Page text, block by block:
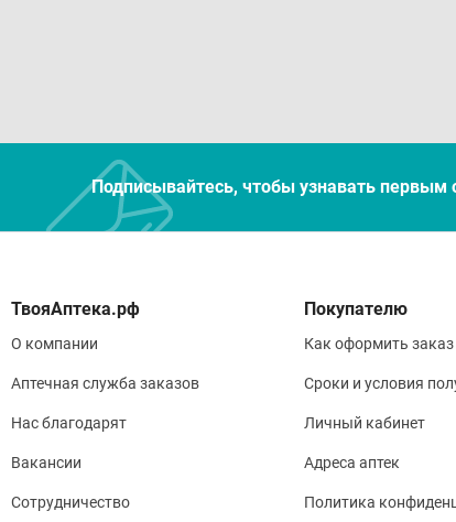
Подписывайтесь, чтобы узнавать первым
О компании
Аптечная служба заказов
Нас благодарят
Вакансии
Сотрудничество
Покупателю
Как оформить заказ
Сроки и условия
Личный кабинет
Адреса аптек
Политика